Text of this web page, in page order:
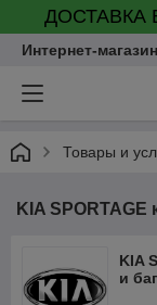
ДОСТАВКА
Интернет-
Товары и
KIA
KIA
и